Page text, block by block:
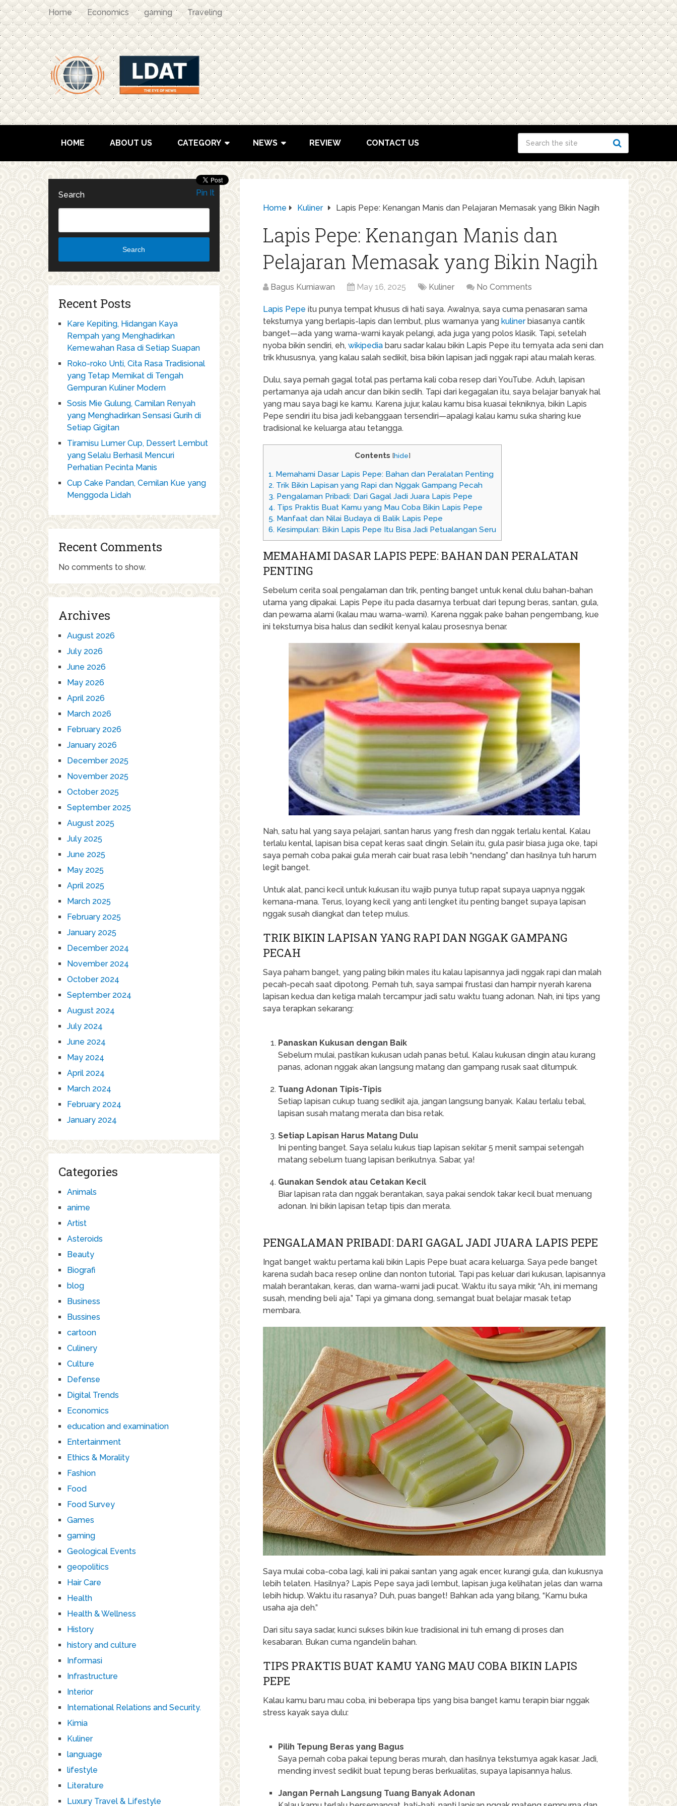
Home Economics gaming Traveling
HOME ABOUT US CATEGORY NEWS REVIEW CONTACT US
Home Kuliner Lapis Pepe: Kenangan Manis dan Pelajaran Memasak yang Bikin Nagih
Lapis Pepe: Kenangan Manis dan
Pelajaran Memasak yang Bikin Nagih
Bagus Kurniawan May 16, 2025 Kuliner No Comments
Lapis Pepe itu punya tempat khusus di hati saya. Awalnya, saya cuma penasaran sama
teksturnya yang berlapis-lapis dan lembut, plus warnanya yang kulinerbiasanya cantik
banget—ada yang warna-warni kayak pelangi, ada juga yang polos klasik. Tapi, setelah
nyoba bikin sendiri, eh, wikipedia baru sadar kalau bikin Lapis Pepe itu ternyata ada seni dan
trik khususnya, yang kalau salah sedikit, bisa bikin lapisan jadi nggak rapi atau malah keras.
Dulu, saya pernah gagal total pas pertama kali coba resep dari YouTube. Aduh, lapisan
pertamanya aja udah ancur dan bikin sedih. Tapi dari kegagalan itu, saya belajar banyak hal
yang mau saya bagi ke kamu. Karena jujur, kalau kamu bisa kuasai tekniknya, bikin Lapis
Pepe sendiri itu bisa jadi kebanggaan tersendiri—apalagi kalau kamu suka sharing kue
tradisional ke keluarga atau tetangga.
Contents [hide]
1. Memahami Dasar Lapis Pepe: Bahan dan Peralatan Penting
2. Trik Bikin Lapisan yang Rapi dan Nggak Gampang Pecah
3. Pengalaman Pribadi: Dari Gagal Jadi Juara Lapis Pepe
4. Tips Praktis Buat Kamu yang Mau Coba Bikin Lapis Pepe
5. Manfaat dan Nilai Budaya di Balik Lapis Pepe
6. Kesimpulan: Bikin Lapis Pepe Itu Bisa Jadi Petualangan Seru
MEMAHAMI DASAR LAPIS PEPE: BAHAN DAN PERALATAN
PENTING
Sebelum cerita soal pengalaman dan trik, penting banget untuk kenal dulu bahan-bahan
utama yang dipakai. Lapis Pepe itu pada dasarnya terbuat dari tepung beras, santan, gula,
dan pewarna alami (kalau mau warna-warni). Karena nggak pake bahan pengembang, kue
ini teksturnya bisa halus dan sedikit kenyal kalau prosesnya benar.
Nah, satu hal yang saya pelajari, santan harus yang fresh dan nggak terlalu kental. Kalau
terlalu kental, lapisan bisa cepat keras saat dingin. Selain itu, gula pasir biasa juga oke, tapi
saya pernah coba pakai gula merah cair buat rasa lebih “nendang” dan hasilnya tuh harum
legit banget.
Untuk alat, panci kecil untuk kukusan itu wajib punya tutup rapat supaya uapnya nggak
kemana-mana. Terus, loyang kecil yang anti lengket itu penting banget supaya lapisan
nggak susah diangkat dan tetep mulus.
TRIK BIKIN LAPISAN YANG RAPI DAN NGGAK GAMPANG
PECAH
Saya paham banget, yang paling bikin males itu kalau lapisannya jadi nggak rapi dan malah
pecah-pecah saat dipotong. Pernah tuh, saya sampai frustasi dan hampir nyerah karena
lapisan kedua dan ketiga malah tercampur jadi satu waktu tuang adonan. Nah, ini tips yang
saya terapkan sekarang:
Panaskan Kukusan dengan Baik
Sebelum mulai, pastikan kukusan udah panas betul. Kalau kukusan dingin atau kurang
panas, adonan nggak akan langsung matang dan gampang rusak saat ditumpuk.
Tuang Adonan Tipis-Tipis
Setiap lapisan cukup tuang sedikit aja, jangan langsung banyak. Kalau terlalu tebal,
lapisan susah matang merata dan bisa retak.
Setiap Lapisan Harus Matang Dulu
Ini penting banget. Saya selalu kukus tiap lapisan sekitar 5 menit sampai setengah
matang sebelum tuang lapisan berikutnya. Sabar, ya!
Gunakan Sendok atau Cetakan Kecil
Biar lapisan rata dan nggak berantakan, saya pakai sendok takar kecil buat menuang
adonan. Ini bikin lapisan tetap tipis dan merata.
PENGALAMAN PRIBADI: DARI GAGAL JADI JUARA LAPIS PEPE
Ingat banget waktu pertama kali bikin Lapis Pepe buat acara keluarga. Saya pede banget
karena sudah baca resep online dan nonton tutorial. Tapi pas keluar dari kukusan, lapisannya
malah berantakan, keras, dan warna-warni jadi pucat. Waktu itu saya mikir, “Ah, ini memang
susah, mending beli aja.” Tapi ya gimana dong, semangat buat belajar masak tetap
membara.
Saya mulai coba-coba lagi, kali ini pakai santan yang agak encer, kurangi gula, dan kukusnya
lebih telaten. Hasilnya? Lapis Pepe saya jadi lembut, lapisan juga kelihatan jelas dan warna
lebih hidup. Waktu itu rasanya? Duh, puas banget! Bahkan ada yang bilang, “Kamu buka
usaha aja deh.”
Dari situ saya sadar, kunci sukses bikin kue tradisional ini tuh emang di proses dan
kesabaran. Bukan cuma ngandelin bahan.
TIPS PRAKTIS BUAT KAMU YANG MAU COBA BIKIN LAPIS
PEPE
Kalau kamu baru mau coba, ini beberapa tips yang bisa banget kamu terapin biar nggak
stress kayak saya dulu:
Pilih Tepung Beras yang Bagus
Saya pernah coba pakai tepung beras murah, dan hasilnya teksturnya agak kasar. Jadi,
mending invest sedikit buat tepung beras berkualitas, supaya lapisannya halus.
Jangan Pernah Langsung Tuang Banyak Adonan
Pin It
Search
Search
Recent Posts
Kare Kepiting, Hidangan Kaya
Rempah yang Menghadirkan
Kemewahan Rasa di Setiap Suapan
Roko-roko Unti, Cita Rasa Tradisional
yang Tetap Memikat di Tengah
Gempuran Kuliner Modern
Sosis Mie Gulung, Camilan Renyah
yang Menghadirkan Sensasi Gurih di
Setiap Gigitan
Tiramisu Lumer Cup, Dessert Lembut
yang Selalu Berhasil Mencuri
Perhatian Pecinta Manis
Cup Cake Pandan, Cemilan Kue yang
Menggoda Lidah
Recent Comments
No comments to show.
Archives
August 2026
July 2026
June 2026
May 2026
April 2026
March 2026
February 2026
January 2026
December 2025
November 2025
October 2025
September 2025
August 2025
July 2025
June 2025
May 2025
April 2025
March 2025
February 2025
January 2025
December 2024
November 2024
October 2024
September 2024
August 2024
July 2024
June 2024
May 2024
April 2024
March 2024
February 2024
January 2024
Categories
Animals
anime
Artist
Asteroids
Beauty
Biografi
blog
Business
Bussines
cartoon
Culinery
Culture
Defense
Digital Trends
Economics
education and examination
Entertainment
Ethics & Morality
Fashion
Food
Food Survey
Games
gaming
Geological Events
geopolitics
Hair Care
Health
Health & Wellness
History
history and culture
Informasi
Infrastructure
Interior
International Relations and Security.
Kimia
Kuliner
language
lifestyle
Literature
Luxury Travel & Lifestyle